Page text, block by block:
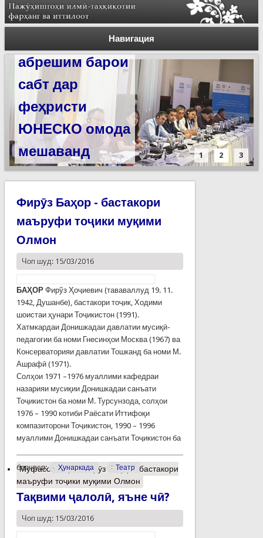
Навигация
Силсилаи
ёдгориҳои роҳи
абрешим барои
сабт дар
феҳристи
ЮНЕСКО омода
мешаванд
1 2 3
Фирӯз Баҳор - бастакори
маъруфи тоҷики муқими
Олмон
Чоп шуд: 15/03/2016
БАҲОРФирўз Ҳоҷиевич (тававаллуд 19. 11.
1942, Душанбе), бастакори тоҷик, Ходими
шоистаи ҳунари Тоҷикистон (1991).
Хатмкардаи Донишкадаи давлатии мусиқӣ-
педагогии ба номи Гнесинҳои Москва (1967) ва
Консерваторияи давлатии Тошканд ба номи М.
Ашрафӣ (1971).
Солҳои 1971 –1976 муаллими кафедраи
назарияи мусиқии Донишкадаи санъати
Тоҷикистон ба номи М. Турсунзода, солҳои
1976 – 1990 котиби Раёсати Иттифоқи
компазиторони Тоҷикистон, 1990 – 1996
муаллими Донишкадаи санъати Тоҷикистон ба
барчасп: Ҳунаркада Театр
Муфассалтаро Фирӯз Баҳор - бастакори
маъруфи тоҷики муқими Олмон
Тақвими ҷалолӣ, яъне чӣ?
Чоп шуд: 15/03/2016